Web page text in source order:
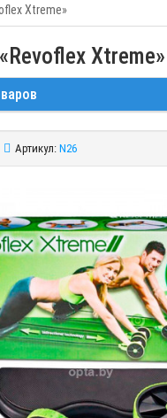
Xtreme»
Xtreme»
Артикул: N26